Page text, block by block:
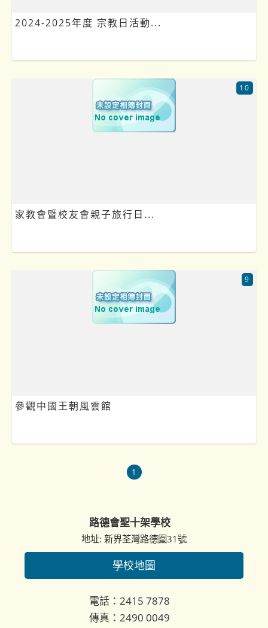
2024-2025年度 宗教日活動...
家教會暨校友會親子旅行日...
10
參觀中國王朝風雲館
9
1
路德會聖十架學校
地址: 新界荃灣路德圍31號
學校地圖
電話：2415 7878
傳真：2490 0049